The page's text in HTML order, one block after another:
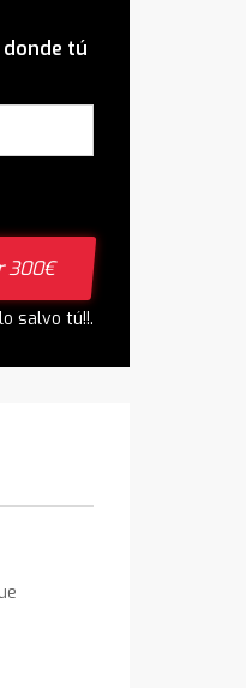
tú
300€
salvo tú!!.